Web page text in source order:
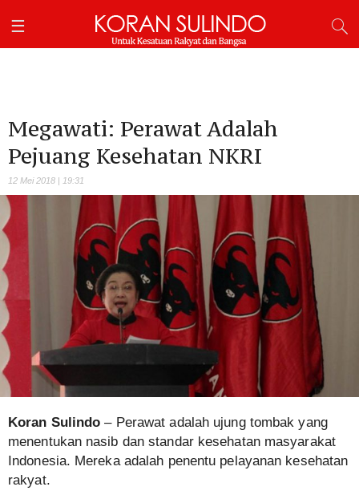
Megawati: Perawat Adalah
Pejuang Kesehatan NKRI
12 Mei 2018 | 19:31
Koran Sulindo – Perawat adalah ujung tombak yang
menentukan nasib dan standar kesehatan masyarakat
Indonesia. Mereka adalah penentu pelayanan kesehatan
rakyat.